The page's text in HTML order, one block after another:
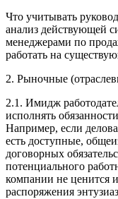
Что учитывать
анализ действующей
менеджерами по
работать на
2. Рыночные
2.1. Имидж
исполнять
Например, если
есть доступные,
договорных
потенциального
компании не ценится
распоряжения